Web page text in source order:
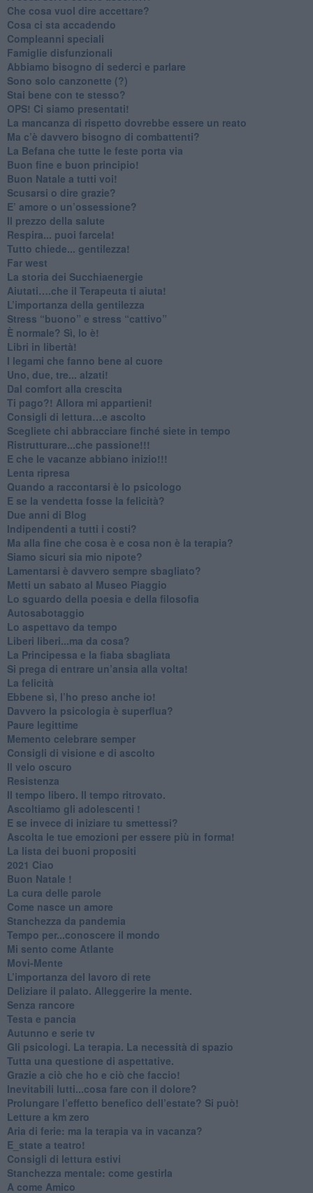
​Che cosa vuol dire accettare?
​Cosa ci sta accadendo
​Compleanni speciali
​Famiglie disfunzionali
​Abbiamo bisogno di sederci e parlare
Sono solo canzonette (?)
​Stai bene con te stesso?
​OPS! Ci siamo presentati!
​La mancanza di rispetto dovrebbe essere un reato
​Ma c’è davvero bisogno di combattenti?
​La Befana che tutte le feste porta via
Buon fine e buon principio!
​Buon Natale a tutti voi!
​Scusarsi o dire grazie?
​E’ amore o un’ossessione?
​Il prezzo della salute
​Respira... puoi farcela!
​Tutto chiede... gentilezza!
​Far west
​La storia dei Succhiaenergie
​Aiutati….che il Terapeuta ti aiuta!
​L’importanza della gentilezza
​Stress “buono” e stress “cattivo”
​È normale? Sì, lo è!
​Libri in libertà!
​I legami che fanno bene al cuore
Uno, due, tre... alzati!​
​Dal comfort alla crescita
​Ti pago?! Allora mi appartieni!​
​Consigli di lettura…e ascolto
​Scegliete chi abbracciare finché siete in tempo
​Ristrutturare...che passione!!!
​E che le vacanze abbiano inizio!!!
​Lenta ripresa
​Quando a raccontarsi è lo psicologo
​E se la vendetta fosse la felicità?
​Due anni di Blog
​Indipendenti a tutti i costi?
​Ma alla fine che cosa è e cosa non è la terapia?
​Siamo sicuri sia mio nipote?
​Lamentarsi è davvero sempre sbagliato?
​Metti un sabato al Museo Piaggio
​Lo sguardo della poesia e della filosofia
Autosabotaggio
​Lo aspettavo da tempo
​Liberi liberi...ma da cosa?
​La Principessa e la fiaba sbagliata
Si prega di entrare un’ansia alla volta!
​La felicità
​Ebbene sì, l’ho preso anche io!
​Davvero la psicologia è superflua?
Paure legittime
​Memento celebrare semper
​Consigli di visione e di ascolto
​Il velo oscuro
Resistenza
​Il tempo libero. Il tempo ritrovato.
Ascoltiamo gli adolescenti !
​E se invece di iniziare tu smettessi?
​Ascolta le tue emozioni per essere più in forma!
​La lista dei buoni propositi
2021 Ciao
Buon Natale !
​La cura delle parole
​Come nasce un amore
Stanchezza da pandemia
​Tempo per...conoscere il mondo
​Mi sento come Atlante
​Movi-Mente
​L’importanza del lavoro di rete
​Deliziare il palato. Alleggerire la mente.
​Senza rancore
​Testa e pancia
​Autunno e serie tv
​Gli psicologi. La terapia. La necessità di spazio
​Tutta una questione di aspettative.
​Grazie a ciò che ho e ciò che faccio!
​Inevitabili lutti...cosa fare con il dolore?
Prolungare l’effetto benefico dell’estate? Si può!
​Letture a km zero
​Aria di ferie: ma la terapia va in vacanza?
​E_state a teatro!
​Consigli di lettura estivi
​Stanchezza mentale: come gestirla
​A come Amico